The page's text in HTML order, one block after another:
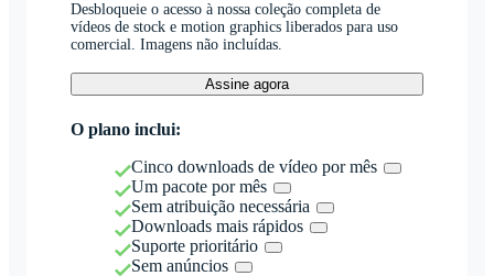
Desbloqueie o acesso à nossa coleção completa de
vídeos de stock e motion graphics liberados para uso
comercial. Imagens não incluídas.
Assine agora
O plano inclui:
Cinco downloads de vídeo por mês
Um pacote por mês
Sem atribuição necessária
Downloads mais rápidos
Suporte prioritário
Sem anúncios